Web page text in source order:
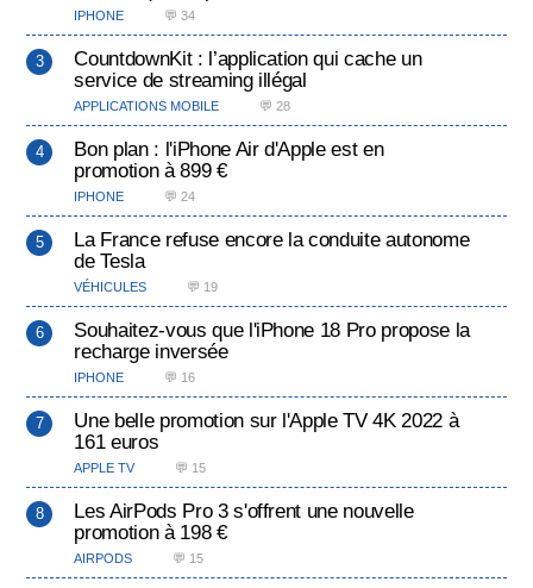
IPHONE 💬 34
CountdownKit : l’application qui cache un
service de streaming illégal
APPLICATIONS MOBILE 💬 28
Bon plan : l'iPhone Air d'Apple est en
promotion à 899 €
IPHONE 💬 24
La France refuse encore la conduite autonome
de Tesla
VÉHICULES 💬 19
Souhaitez-vous que l'iPhone 18 Pro propose la
recharge inversée
IPHONE 💬 16
Une belle promotion sur l'Apple TV 4K 2022 à
161 euros
APPLE TV 💬 15
Les AirPods Pro 3 s'offrent une nouvelle
promotion à 198 €
AIRPODS 💬 15